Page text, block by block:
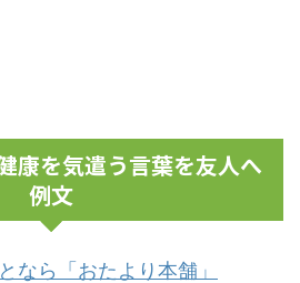
康を気遣う言葉を友人へ
例文
なら「おたより本舗」